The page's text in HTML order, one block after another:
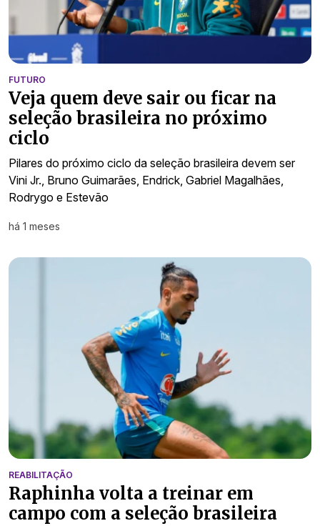
FUTURO
Veja quem deve sair ou ficar na
seleção brasileira no próximo
ciclo
Pilares do próximo ciclo da seleção brasileira devem ser
Vini Jr., Bruno Guimarães, Endrick, Gabriel Magalhães,
Rodrygo e Estevão
há 1 meses
REABILITAÇÃO
Raphinha volta a treinar em
campo com a seleção brasileira